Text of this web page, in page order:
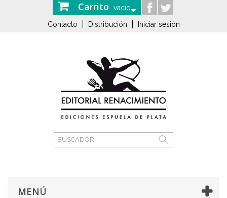
Carrito vacío
Contacto Distribución Iniciar sesión
MENÚ